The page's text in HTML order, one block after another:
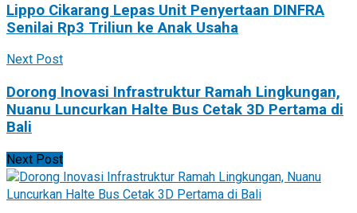
Lippo Cikarang Lepas Unit Penyertaan DINFRA
Senilai Rp3 Triliun ke Anak Usaha
Next Post
Dorong Inovasi Infrastruktur Ramah Lingkungan,
Nuanu Luncurkan Halte Bus Cetak 3D Pertama di
Bali
Next Post